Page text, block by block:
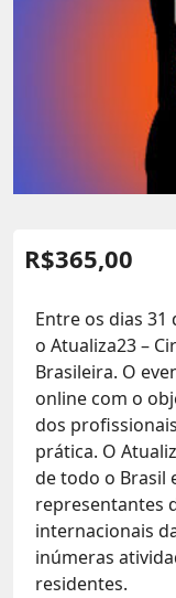
R$365,00
Entre os dias
o Atualiza23 –
Brasileira. O
online com o
dos
prática. O
de todo o Brasil
representantes
internacionais
inúmeras
residentes.